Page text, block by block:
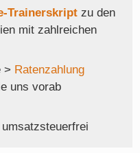
Trainerskript zu den
mit zahlreichen
> Ratenzahlung
uns vorab